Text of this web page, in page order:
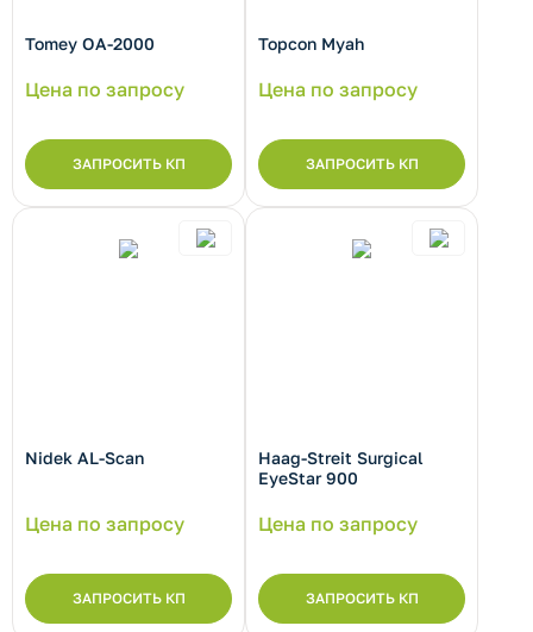
Tomey OA-2000
Цена по запросу
ЗАПРОСИТЬ КП
Topcon Myah
Цена по запросу
ЗАПРОСИТЬ КП
Nidek AL-Scan
Цена по запросу
ЗАПРОСИТЬ КП
Haag-Streit Surgical
EyeStar 900
Цена по запросу
ЗАПРОСИТЬ КП